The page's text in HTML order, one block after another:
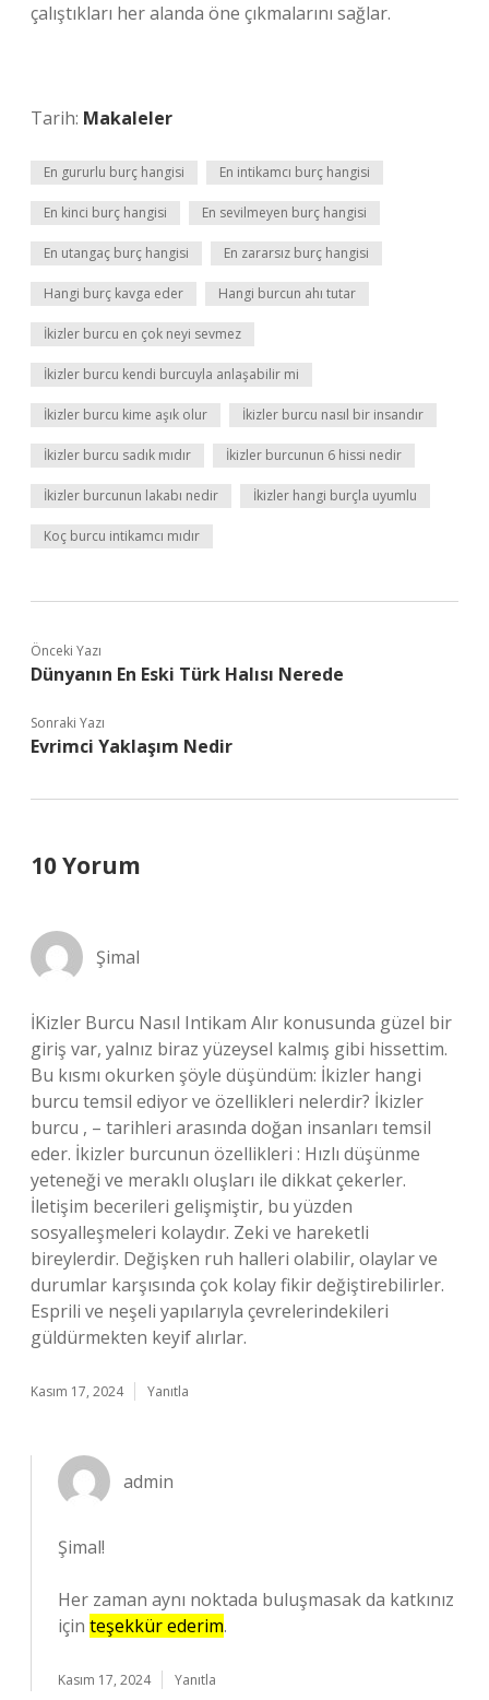
çalıştıkları her alanda öne çıkmalarını sağlar.
Tarih: Makaleler
En gururlu burç hangisi En intikamcı burç hangisi
En kinci burç hangisi En sevilmeyen burç hangisi
En utangaç burç hangisi En zararsız burç hangisi
Hangi burç kavga eder Hangi burcun ahı tutar
İkizler burcu en çok neyi sevmez
İkizler burcu kendi burcuyla anlaşabilir mi
İkizler burcu kime aşık olur İkizler burcu nasıl bir insandır
İkizler burcu sadık mıdır İkizler burcunun 6 hissi nedir
İkizler burcunun lakabı nedir İkizler hangi burçla uyumlu
Koç burcu intikamcı mıdır
Önceki Yazı
Dünyanın En Eski Türk Halısı Nerede
Sonraki Yazı
Evrimci Yaklaşım Nedir
10 Yorum
Şimal
İKizler Burcu Nasıl Intikam Alır konusunda güzel bir
giriş var, yalnız biraz yüzeysel kalmış gibi hissettim.
Bu kısmı okurken şöyle düşündüm: İkizler hangi
burcu temsil ediyor ve özellikleri nelerdir? İkizler
burcu , – tarihleri arasında doğan insanları temsil
eder. İkizler burcunun özellikleri : Hızlı düşünme
yeteneği ve meraklı oluşları ile dikkat çekerler.
İletişim becerileri gelişmiştir, bu yüzden
sosyalleşmeleri kolaydır. Zeki ve hareketli
bireylerdir. Değişken ruh halleri olabilir, olaylar ve
durumlar karşısında çok kolay fikir değiştirebilirler.
Esprili ve neşeli yapılarıyla çevrelerindekileri
güldürmekten keyif alırlar.
Kasım 17, 2024 Yanıtla
admin
Şimal!
Her zaman aynı noktada buluşmasak da katkınız
için teşekkür ederim.
Kasım 17, 2024 Yanıtla